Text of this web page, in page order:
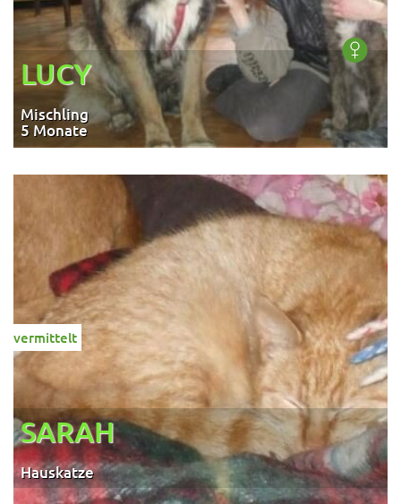
LUCY
Mischling
5 Monate
vermittelt
SARAH
Hauskatze